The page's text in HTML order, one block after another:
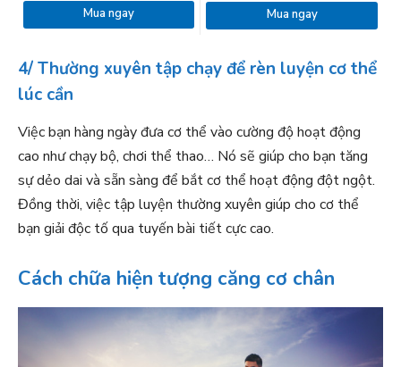
Mua ngay Mua ngay
4/ Thường xuyên tập chạy để rèn luyện cơ thể
lúc cần
Việc bạn hàng ngày đưa cơ thể vào cường độ hoạt động
cao như chạy bộ, chơi thể thao… Nó sẽ giúp cho bạn tăng
sự dẻo dai và sẵn sàng để bắt cơ thể hoạt động đột ngột.
Đồng thời, việc tập luyện thường xuyên giúp cho cơ thể
bạn giải độc tố qua tuyến bài tiết cực cao.
Cách chữa hiện tượng căng cơ chân